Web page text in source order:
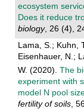
ecosystem
Does it reduce
biology, 26 (4),
Lama, S.; Kuhn,
Eisenhauer, N.;
W. (2020). The
experiment with
model N pool
fertility of soils,